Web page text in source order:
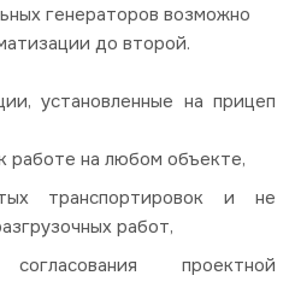
генераторов возможно
до второй.
установленные на прицеп
работе на любом объекте,
транспортировок и не
работ,
проектной